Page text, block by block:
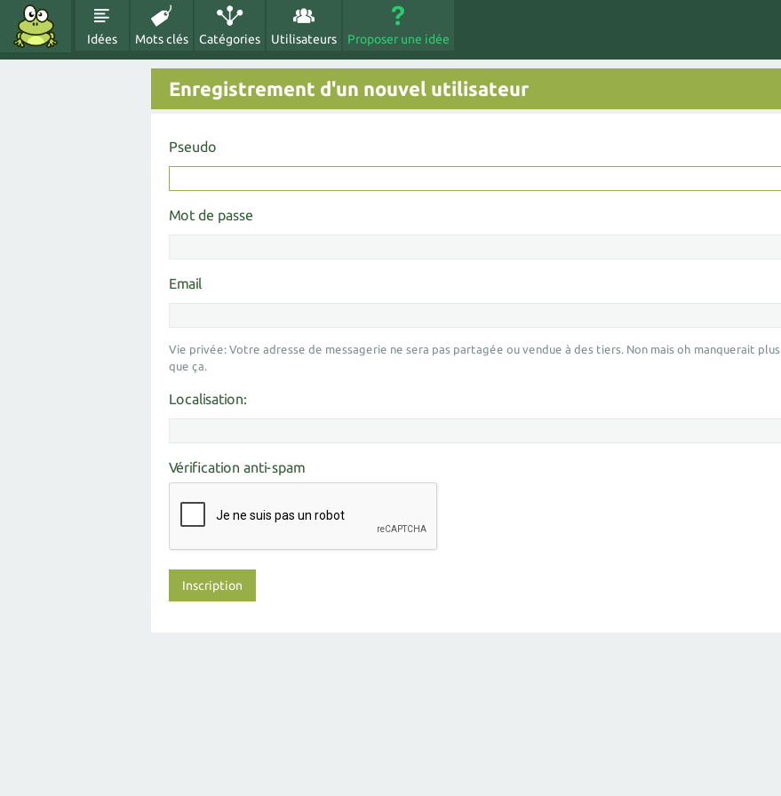
Idées Mots clés Catégories Utilisateurs Proposer une idée
Enregistrement d'un nouvel utilisateur
Pseudo
Mot de passe
Email
Vie privée: Votre adresse de messagerie ne sera pas partagée ou vendue à des tiers. Non mais oh manquerait plus
que ça.
Localisation:
Vérification anti-spam